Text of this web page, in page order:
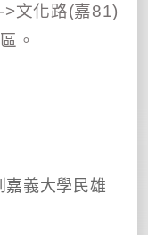
>文化路(嘉81)
。
嘉義大學民雄